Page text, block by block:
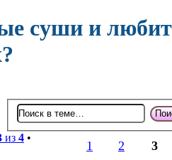
суши и
из 4 •
1 2 3